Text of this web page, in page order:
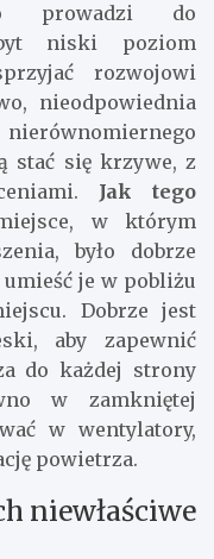
prowadzi do
niski poziom
rozwojowi
nieodpowiednia
stać się krzywe, z
Jak tego
w którym
było dobrze
je w pobliżu
Dobrze jest
aby zapewnić
do każdej strony
w zamkniętej
w wentylatory,
powietrza.
niewłaściwe